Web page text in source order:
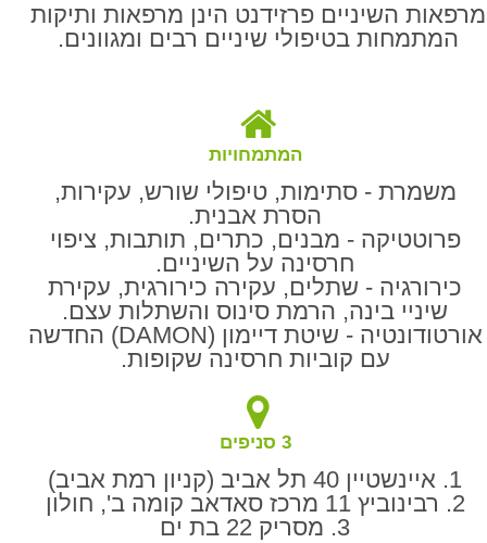
מרפאות השיניים פרזידנט הינן מרפאות ותיקות
המתמחות בטיפולי שיניים רבים ומגוונים.
המתמחויות
משמרת - סתימות, טיפולי שורש, עקירות,
הסרת אבנית.
פרוטטיקה - מבנים, כתרים, תותבות, ציפוי
חרסינה על השיניים.
כירורגיה - שתלים, עקירה כירורגית, עקירת
שיניי בינה, הרמת סינוס והשתלות עצם.
אורטודונטיה - שיטת דיימון (DAMON) החדשה
עם קוביות חרסינה שקופות.
3 סניפים
1. איינשטיין 40 תל אביב (קניון רמת אביב)
2. רבינוביץ 11 מרכז סאדאב קומה ב', חולון
3. מסריק 22 בת ים